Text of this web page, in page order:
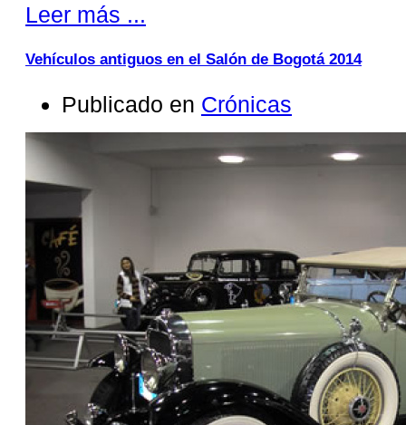
Leer más ...
Vehículos antiguos en el Salón de Bogotá 2014
Publicado en Crónicas